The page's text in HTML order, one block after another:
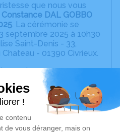
que nous vous
Constance DAL GOBBO
. La cérémonie se
septembre 2025 à 10h30
Saint-Denis - 33,
- 01390 Civrieux.
cet espace pour
partager des photos
ou exprimer vos pensées
des textes. Cet endroit
à honorer la
GOBBO.